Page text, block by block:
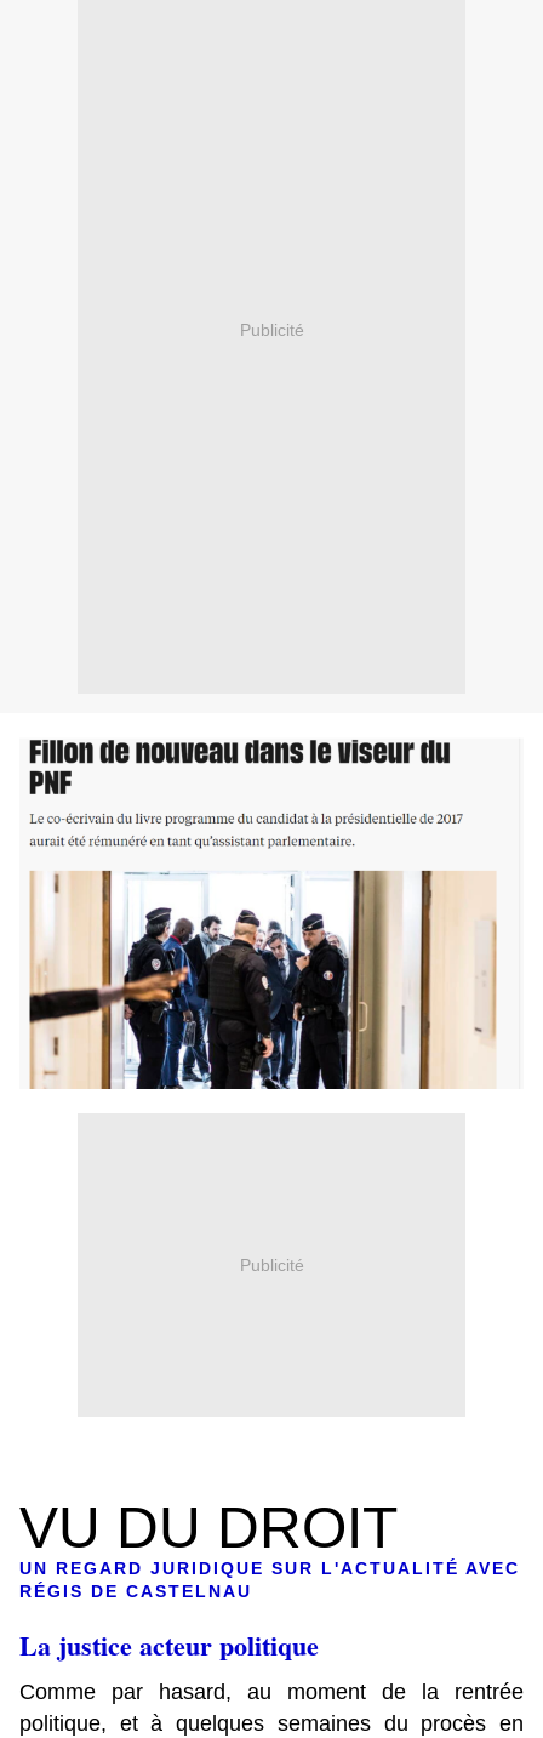
Publicité
Publicité
VU DU DROIT
UN REGARD JURIDIQUE SUR L'ACTUALITÉ AVEC
RÉGIS DE CASTELNAU
La justice acteur politique
Comme par hasard, au moment de la rentrée
politique, et à quelques semaines du procès en